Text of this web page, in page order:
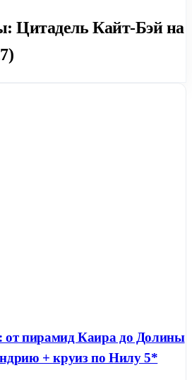
Цитадель Кайт-Бэй на
от пирамид Каира до Долины
+ круиз по Нилу 5*